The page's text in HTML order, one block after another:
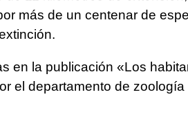
más de un centenar de
en la publicación «Los
el departamento de zoología